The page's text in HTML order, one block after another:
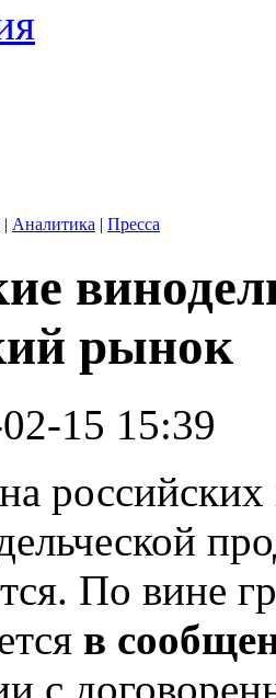
| Аналитика | Пресса
рынок
15 15:39
По вине
в
с